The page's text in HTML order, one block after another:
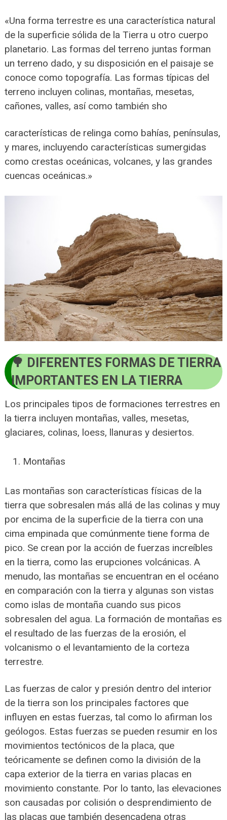
«Una forma terrestre es una característica natural
de la superficie sólida de la Tierra u otro cuerpo
planetario. Las formas del terreno juntas forman
un terreno dado, y su disposición en el paisaje se
conoce como topografía. Las formas típicas del
terreno incluyen colinas, montañas, mesetas,
cañones, valles, así como también sho
características de relinga como bahías, penínsulas,
y mares, incluyendo características sumergidas
como crestas oceánicas, volcanes, y las grandes
cuencas oceánicas.»
DIFERENTES FORMAS DE TIERRA
IMPORTANTES EN LA TIERRA
Los principales tipos de formaciones terrestres en
la tierra incluyen montañas, valles, mesetas,
glaciares, colinas, loess, llanuras y desiertos.
Montañas
Las montañas son características físicas de la
tierra que sobresalen más allá de las colinas y muy
por encima de la superficie de la tierra con una
cima empinada que comúnmente tiene forma de
pico. Se crean por la acción de fuerzas increíbles
en la tierra, como las erupciones volcánicas. A
menudo, las montañas se encuentran en el océano
en comparación con la tierra y algunas son vistas
como islas de montaña cuando sus picos
sobresalen del agua. La formación de montañas es
el resultado de las fuerzas de la erosión, el
volcanismo o el levantamiento de la corteza
terrestre.
Las fuerzas de calor y presión dentro del interior
de la tierra son los principales factores que
influyen en estas fuerzas, tal como lo afirman los
geólogos. Estas fuerzas se pueden resumir en los
movimientos tectónicos de la placa, que
teóricamente se definen como la división de la
capa exterior de la tierra en varias placas en
movimiento constante. Por lo tanto, las elevaciones
son causadas por colisión o desprendimiento de
las placas que también desencadena otras